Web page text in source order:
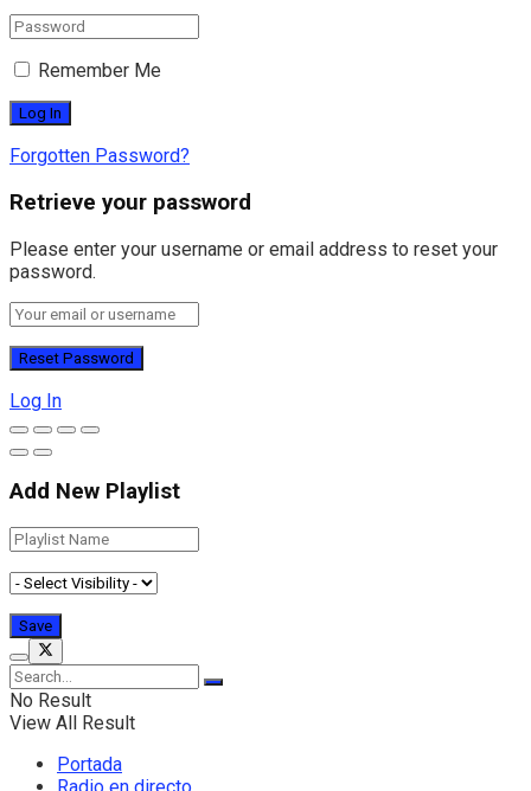
Remember Me
Forgotten Password?
Retrieve your password
Please enter your username or email address to reset your
password.
Log In
Add New Playlist
No Result
View All Result
Portada